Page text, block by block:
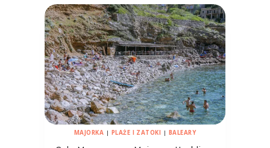
MAJORKA | PLAŻE I ZATOKI | BALEARY